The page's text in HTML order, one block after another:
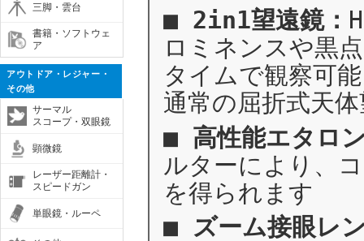
三脚・雲台
書籍・ソフトウェ
ア
アウトドア・レジャー・
その他
サーマル
スコープ・双眼鏡
顕微鏡
レーザー距離計・
スピードガン
単眼鏡・ルーペ
■ 2in1望遠鏡：
ロミネンスや黒
タイムで観察可
通常の屈折式天
■ 高性能エタロ
ルターにより、
を得られます
■ ズーム接眼レ